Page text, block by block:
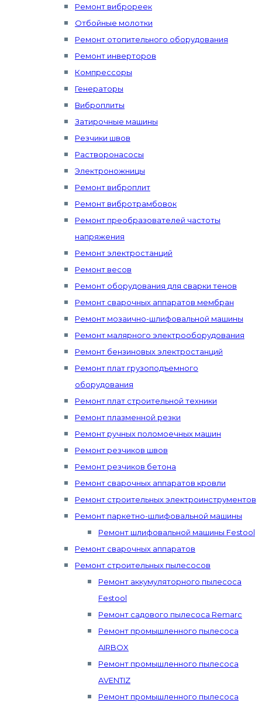
Ремонт виброреек
Отбойные молотки
Ремонт отопительного оборудования
Ремонт инверторов
Компрессоры
Генераторы
Виброплиты
Затирочные машины
Резчики швов
Растворонасосы
Электроножницы
Ремонт виброплит
Ремонт вибротрамбовок
Ремонт преобразователей частоты
напряжения
Ремонт электростанций
Ремонт весов
Ремонт оборудования для сварки тенов
Ремонт сварочных аппаратов мембран
Ремонт мозаично-шлифовальной машины
Ремонт малярного электрооборудования
Ремонт бензиновых электростанций
Ремонт плат грузоподъемного
оборудования
Ремонт плат строительной техники
Ремонт плазменной резки
Ремонт ручных поломоечных машин
Ремонт резчиков швов
Ремонт резчиков бетона
Ремонт сварочных аппаратов кровли
Ремонт строительных электроинструментов
Ремонт паркетно-шлифовальной машины
Ремонт шлифовальной машины Festool
Ремонт сварочных аппаратов
Ремонт строительных пылесосов
Ремонт аккумуляторного пылесоса
Festool
Ремонт садового пылесоса Remarc
Ремонт промышленного пылесоса
AIRBOX
Ремонт промышленного пылесоса
AVENTIZ
Ремонт промышленного пылесоса